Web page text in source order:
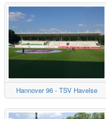
Hannover 96 - TSV Havelse